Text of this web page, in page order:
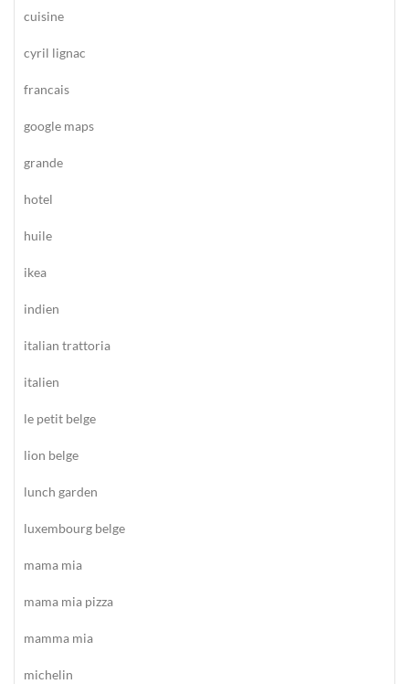
cuisine
cyril lignac
francais
google maps
grande
hotel
huile
ikea
indien
italian trattoria
italien
le petit belge
lion belge
lunch garden
luxembourg belge
mama mia
mama mia pizza
mamma mia
michelin